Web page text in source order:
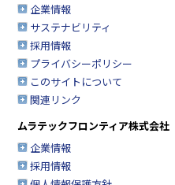
企業情報
サステナビリティ
採用情報
プライバシーポリシー
このサイトについて
関連リンク
ムラテックフロンティア株式会社
企業情報
採用情報